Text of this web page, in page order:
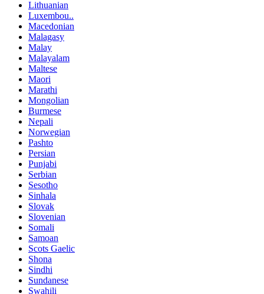
Lithuanian
Luxembou..
Macedonian
Malagasy
Malay
Malayalam
Maltese
Maori
Marathi
Mongolian
Burmese
Nepali
Norwegian
Pashto
Persian
Punjabi
Serbian
Sesotho
Sinhala
Slovak
Slovenian
Somali
Samoan
Scots Gaelic
Shona
Sindhi
Sundanese
Swahili